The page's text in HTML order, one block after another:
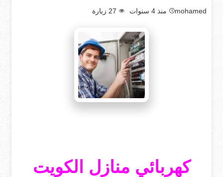
mohamed منذ 4 سنوات 27 زيارة
كهربائي منازل الكويت